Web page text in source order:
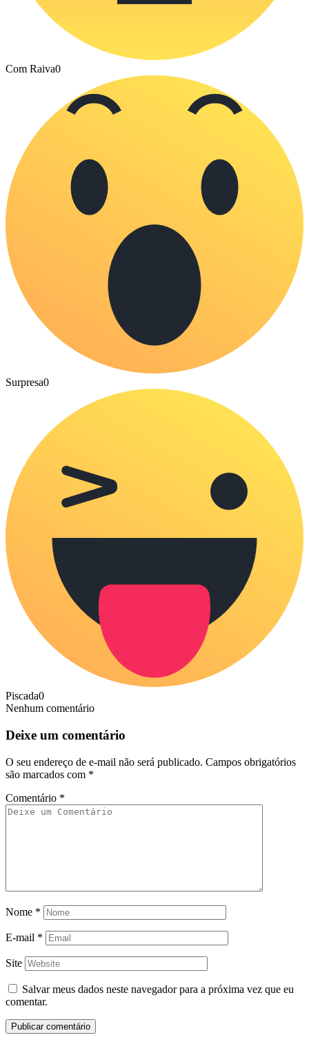
Com Raiva0
Surpresa0
Piscada0
Nenhum comentário
Deixe um comentário
O seu endereço de e-mail não será publicado. Campos obrigatórios
são marcados com *
Comentário *
Nome *
E-mail *
Site
Salvar meus dados neste navegador para a próxima vez que eu
comentar.